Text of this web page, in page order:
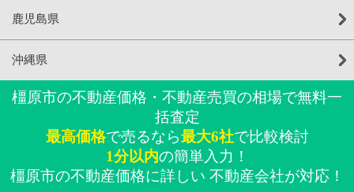
鹿児島県
沖縄県
橿原市の不動産価格・不動産売買の相場で無料一
括査定
最高価格で売るなら最大6社で比較検討
1分以内の簡単入力！
橿原市の不動産価格に詳しい 不動産会社が対応！